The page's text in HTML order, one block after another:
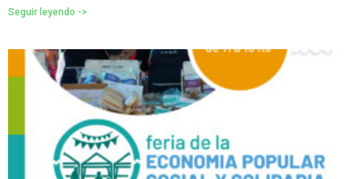
Seguir leyendo ->